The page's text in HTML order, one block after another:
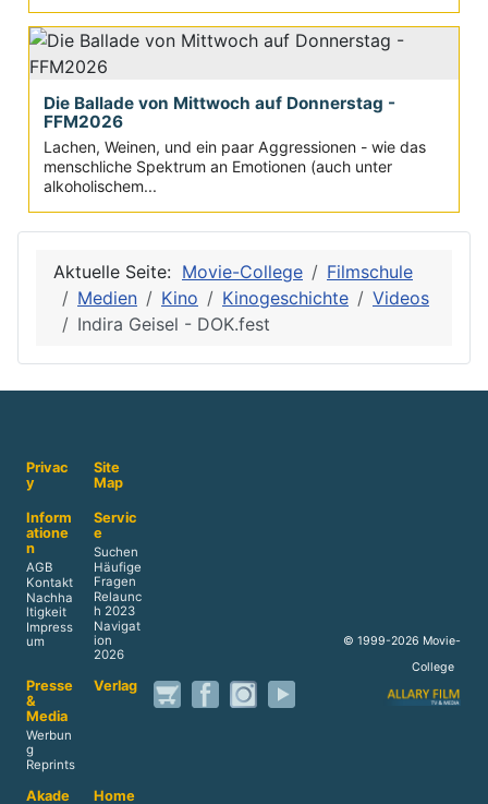
Die Ballade von Mittwoch auf Donnerstag -
FFM2026
Lachen, Weinen, und ein paar Aggressionen - wie das
menschliche Spektrum an Emotionen (auch unter
alkoholischem...
Aktuelle Seite: Movie-College
Filmschule
Medien
Kino Kinogeschichte
Videos
Indira Geisel - DOK.fest
Privac
y
Site
Map
Inform
atione
n
AGB
Kontakt
Nachha
ltigkeit
Impress
um
Servic
e
Suchen
Häufige
Fragen
Relaunc
h 2023
Navigat
ion
2026
Presse
&
Media
Werbun
g
Reprints
Verlag
Akade
Home
© 1999-2026 Movie-
College